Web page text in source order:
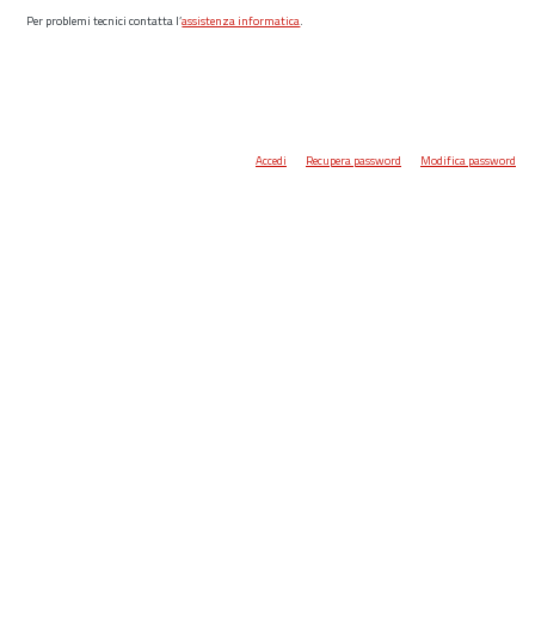
Per problemi tecnici contatta l’assistenza informatica.
Accedi Recupera password Modifica password